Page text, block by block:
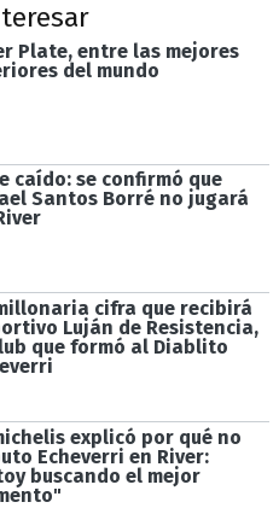
Plate, entre las mejores
del mundo
caído: se confirmó que
Santos Borré no jugará
cifra que recibirá
Luján de Resistencia,
que formó al Diablito
explicó por qué no
Echeverri en River:
buscando el mejor